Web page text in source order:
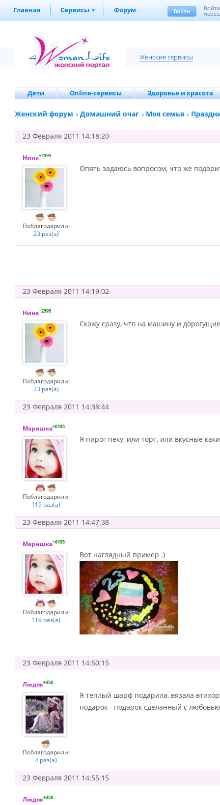
Главная Сервисы Форум Войти
Женские сервисы
Дети Online-сервисы Здоровье и красота
Женский форум Домашний очаг Моя семья
23 Февраля 2011 14:18:20
Нина+2595
Поблагодарили:
23 раз(а)
Опять задаюсь вопросом, что же
23 Февраля 2011 14:19:02
Нина+2595
Поблагодарили:
23 раз(а)
Скажу сразу, что на машину и
23 Февраля 2011 14:38:44
Маришка+6195
Поблагодарили:
119 раз(а)
Я пирог пеку, или торт, или вкусные
23 Февраля 2011 14:47:38
Маришка+6195
Поблагодарили:
119 раз(а)
Вот наглядный пример :)
23 Февраля 2011 14:50:15
Людок+350
Поблагодарили:
4 раз(а)
Я теплый шарф подарила, вязала
подарок - подарок сделанный с
23 Февраля 2011 14:55:15
Людок+350